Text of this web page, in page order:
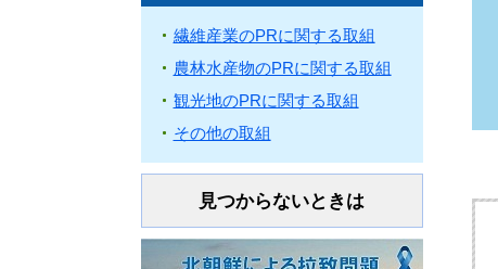
繊維産業のPRに関する取組
農林水産物のPRに関する取組
観光地のPRに関する取組
その他の取組
見つからないときは